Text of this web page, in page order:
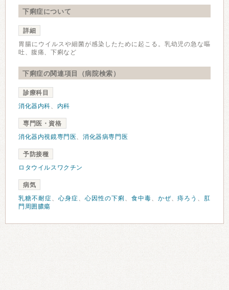
下痢症について
詳細
胃腸にウイルスや細菌が感染したために起こる。乳幼児の急な嘔
吐、腹痛、下痢など
下痢症の関連項目（病院検索）
診療科目
消化器内科、 内科
専門医・資格
消化器内視鏡専門医、消化器病専門医
予防接種
ロタウイルスワクチン
病気
乳糖不耐症、 心身症、 心因性の下痢 、 食中毒、 かぜ、痔ろう 、 肛
門周囲膿瘍